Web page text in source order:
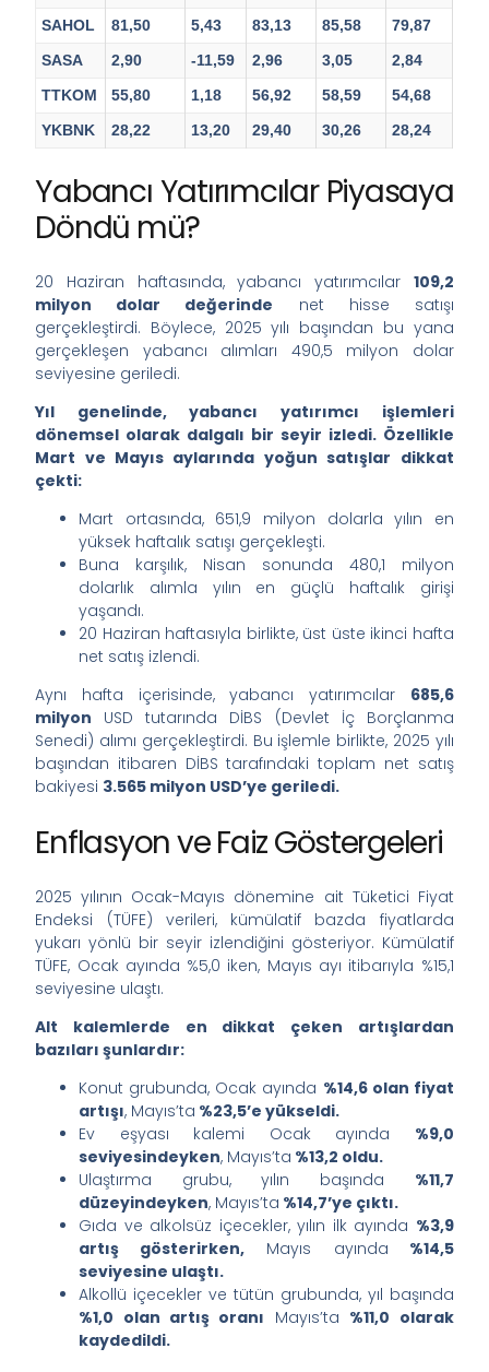
SAHOL
81,50 5,43 83,13 85,58
79,87
SASA
2,90 -11,59 2,96 3,05
2,84
TTKOM
55,80 1,18 56,92 58,59
54,68
YKBNK
28,22 13,20 29,40 30,26 28,24
Yabancı Yatırımcılar Piyasaya
Döndü mü?
20 Haziran haftasında, yabancı yatırımcılar 109,2
milyon dolar değerinde net hisse satışı
gerçekleştirdi. Böylece, 2025 yılı başından bu yana
gerçekleşen yabancı alımları 490,5 milyon dolar
seviyesine geriledi.
Yıl genelinde, yabancı yatırımcı işlemleri
dönemsel olarak dalgalı bir seyir izledi. Özellikle
Mart ve Mayıs aylarında yoğun satışlar dikkat
çekti:
Mart ortasında, 651,9 milyon dolarla yılın en
yüksek haftalık satışı gerçekleşti.
Buna karşılık, Nisan sonunda 480,1 milyon
dolarlık alımla yılın en güçlü haftalık girişi
yaşandı.
20 Haziran haftasıyla birlikte, üst üste ikinci hafta
net satış izlendi.
Aynı hafta içerisinde, yabancı yatırımcılar 685,6
milyon USD tutarında DİBS (Devlet İç Borçlanma
Senedi) alımı gerçekleştirdi. Bu işlemle birlikte, 2025 yılı
başından itibaren DİBS tarafındaki toplam net satış
bakiyesi 3.565 milyon USD’ye geriledi.
Enflasyon ve Faiz Göstergeleri
2025 yılının Ocak-Mayıs dönemine ait Tüketici Fiyat
Endeksi (TÜFE) verileri, kümülatif bazda fiyatlarda
yukarı yönlü bir seyir izlendiğini gösteriyor. Kümülatif
TÜFE, Ocak ayında %5,0 iken, Mayıs ayı itibarıyla %15,1
seviyesine ulaştı.
Alt kalemlerde en dikkat çeken artışlardan
bazıları şunlardır:
Konut grubunda, Ocak ayında %14,6 olan fiyat
artışı, Mayıs’ta %23,5’e yükseldi.
Ev eşyası kalemi Ocak ayında %9,0
seviyesindeyken, Mayıs’ta %13,2 oldu.
Ulaştırma grubu, yılın başında %11,7
düzeyindeyken, Mayıs’ta %14,7’ye çıktı.
Gıda ve alkolsüz içecekler, yılın ilk ayında %3,9
artış gösterirken, Mayıs ayında %14,5
seviyesine ulaştı.
Alkollü içecekler ve tütün grubunda, yıl başında
%1,0 olan artış oranı Mayıs’ta %11,0 olarak
kaydedildi.